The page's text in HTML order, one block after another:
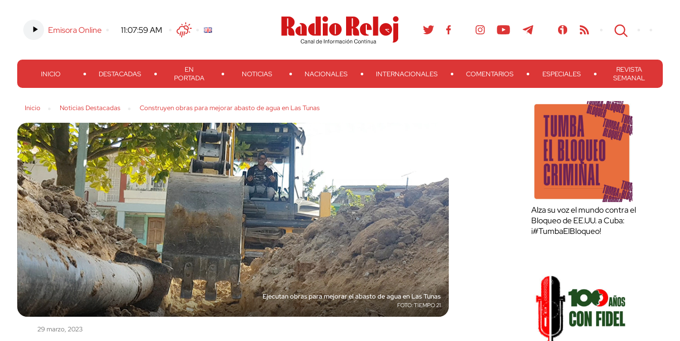
Emisora Online 11:08:00 AM TwitterFacebook
Threads
Instagram TelegramTeveo Ivoox RSS Search
INICIO DESTACADAS
EN
PORTADA
NOTICIAS NACIONALES INTERNACIONALES COMENTARIOS ESPECIALES
REVISTA
SEMANAL
Inicio Noticias Destacadas Construyen obras para mejorar abasto de agua en Las Tunas
Ejecutan obras para mejorar el abasto de agua en Las Tunas
TIEMPO 21
29 marzo, 2023
Alza su voz el mundo contra el
Bloqueo de EE.UU. a Cuba:
¡#TumbaElBloqueo!